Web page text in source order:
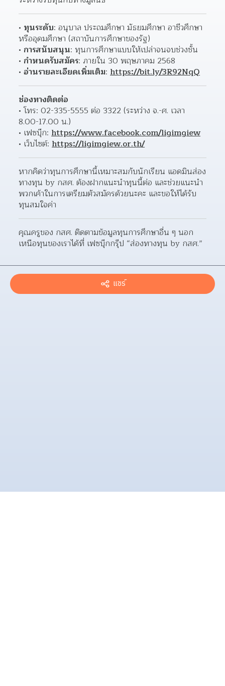
ทุนระดับ: อนุบาล ประถมศึกษา มัธยมศึกษา อาชีวศึกษา
หรืออุดมศึกษา (สถาบันการศึกษาของรัฐ)
การสนับสนุน: ทุนการศึกษาแบบให้เปล่าจนจบช่วงชั้น
กำหนดรับสมัคร: ภายใน 30 พฤษภาคม 2568
อ่านรายละเอียดเพิ่มเติม: https://bit.ly/3R92NqQ
ช่องทางติดต่อ
โทร: 02-335-5555 ต่อ 3322 (ระหว่าง จ.-ศ. เวลา
8.00-17.00 น.)
เฟซบุ๊ก: https://www.facebook.com/ligimgiew
เว็บไซต์: https://ligimgiew.or.th/
หากคิดว่าทุนการศึกษานี้เหมาะสมกับนักเรียน แอดมินส่อง
ทางทุน by กสศ. ต้องฝากแนะนำทุนนี้ต่อ และช่วยแนะนำ
พวกเค้าในการเตรียมตัวสมัครด้วยนะคะ และขอให้ได้รับ
ทุนสมใจค่า
คุณครูของ กสศ. ติดตามข้อมูลทุนการศึกษาอื่น ๆ นอก
เหนือทุนของเราได้ที่ เฟซบุ๊กกรุ๊ป “ส่องทางทุน by กสศ.”
แชร์